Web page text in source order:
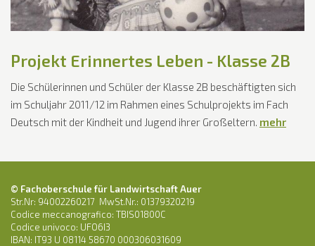
Projekt Erinnertes Leben - Klasse 2B
Die Schülerinnen und Schüler der Klasse 2B beschäftigten sich
im Schuljahr 2011/12 im Rahmen eines Schulprojekts im Fach
Deutsch mit der Kindheit und Jugend ihrer Großeltern. mehr
© Fachoberschule für Landwirtschaft Auer
Str.Nr: 94002260217 MwSt.Nr.: 01379320219
Codice meccanografico: TBIS01800C
Codice univoco: UFO6I3
IBAN: IT93 U 08114 58670 000306031609